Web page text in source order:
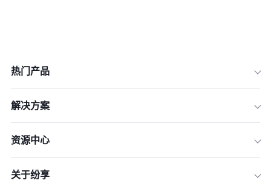
热门产品
解决方案
资源中心
关于纷享